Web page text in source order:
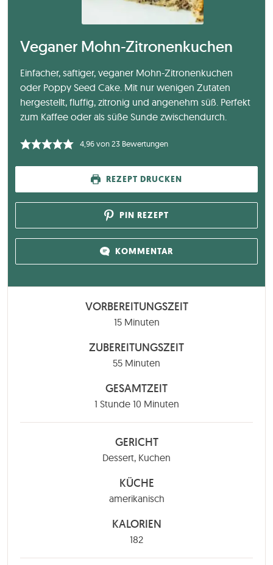
Veganer Mohn-Zitronenkuchen
Einfacher, saftiger, veganer Mohn-Zitronenkuchen
oder Poppy Seed Cake. Mit nur wenigen Zutaten
hergestellt, fluffig, zitronig und angenehm süß. Perfekt
zum Kaffee oder als süße Sunde zwischendurch.
4,96von23Bewertungen
REZEPT DRUCKEN
PIN REZEPT
KOMMENTAR
VORBEREITUNGSZEIT
15Minuten
Minuten
ZUBEREITUNGSZEIT
55Minuten
Minuten
GESAMTZEIT
1Stunde
Stunde 10Minuten
Minuten
GERICHT
Dessert, Kuchen
KÜCHE
amerikanisch
KALORIEN
182